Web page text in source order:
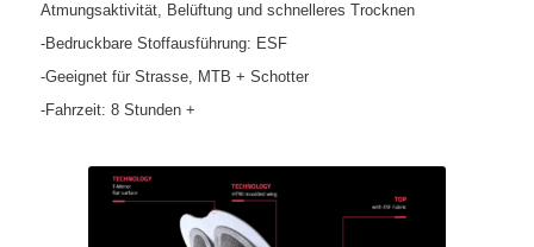
Atmungsaktivität, Belüftung und schnelleres Trocknen
-Bedruckbare Stoffausführung: ESF
-Geeignet für Strasse, MTB + Schotter
-Fahrzeit: 8 Stunden +